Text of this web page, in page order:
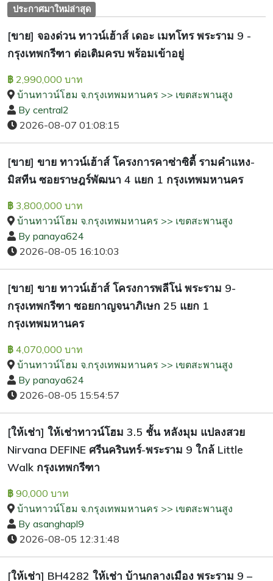
ประกาศมาใหม่ล่าสุด
[ขาย] จองด่วน ทาวน์เฮ้าส์ เดอะ เมทโทร พระราม 9 -
กรุงเทพกรีฑา ต่อเติมครบ พร้อมเข้าอยู่
฿ 2,990,000 บาท
บ้านทาวน์โฮม จ.กรุงเทพมหานคร >> เขตสะพานสูง
By central2
2026-08-07 01:08:15
[ขาย] ขาย ทาวน์เฮ้าส์ โครงการคาซ่าซิตี้ รามคำแหง-
มิสทีน ซอยราษฎร์พัฒนา 4 แยก 1 กรุงเทพมหานคร
฿ 3,800,000 บาท
บ้านทาวน์โฮม จ.กรุงเทพมหานคร >> เขตสะพานสูง
By panaya624
2026-08-05 16:10:03
[ขาย] ขาย ทาวน์เฮ้าส์ โครงการพลีโน่ พระราม 9-
กรุงเทพกรีฑา ซอยกาญจนาภิเษก 25 แยก 1
กรุงเทพมหานคร
฿ 4,070,000 บาท
บ้านทาวน์โฮม จ.กรุงเทพมหานคร >> เขตสะพานสูง
By panaya624
2026-08-05 15:54:57
[ให้เช่า] ให้เช่าทาวน์โฮม 3.5 ชั้น หลังมุม แปลงสวย
Nirvana DEFINE ศรีนครินทร์-พระราม 9 ใกล้ Little
Walk กรุงเทพกรีฑา
฿ 90,000 บาท
บ้านทาวน์โฮม จ.กรุงเทพมหานคร >> เขตสะพานสูง
By asanghapl9
2026-08-05 12:31:48
[ให้เช่า] BH4282 ให้เช่า บ้านกลางเมือง พระราม 9 –